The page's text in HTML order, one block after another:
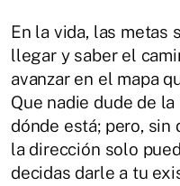
En la vida, las metas
llegar y saber el
avanzar en el mapa
Que nadie dude de
dónde está; pero, sin
la dirección solo
decidas darle a tu